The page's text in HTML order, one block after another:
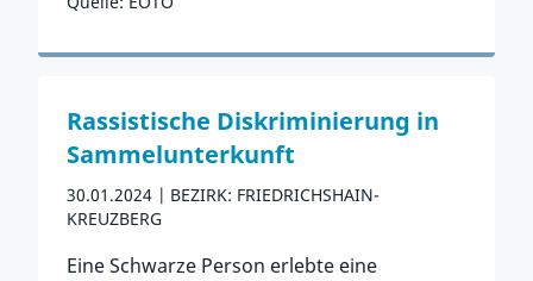
Zum Vorfall
Rassistische Diskriminierung in
Sammelunterkunft
30.01.2024
BEZIRK: FRIEDRICHSHAIN-
KREUZBERG
Eine Schwarze Person erlebte eine